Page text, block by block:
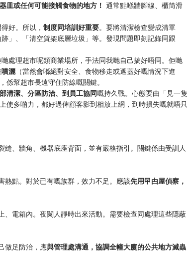
皿或任何可能接觸食物的地方！ 通常點喺牆腳線、櫃筒滑
好。所以， 制度同培訓好重要。要將清潔檢查變成清單
」、「清空貨架底層垃圾」等。發現問題即刻記錄同跟
處理超市呢類商業場所，手法同我哋自己搞好唔同。佢哋
灑（當然會喺絕對安全、食物移走或遮蓋好嘅情況下進
幫超市長遠守住防線嘅關鍵。
清潔、分區防治、到員工協同嘅持久戰。心態要由「見一隻
使多啲力，都好過俾顧客影到相放上網，到時損失嘅就唔只
、牆角、機器底座背面，並有嚴格指引。關鍵係由受訓人
熱點。對於已有嘅族群，效力不足。應該先用曱甴屋偵察，
電箱內。夜闌人靜時出來活動。需要檢查同處理這些隱蔽
做足防治，應與管理處溝通，協調全幢大廈的公共地方滅蟲